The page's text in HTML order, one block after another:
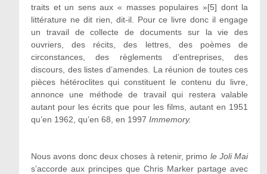
traits et un sens aux « masses populaires »[5] dont la
littérature ne dit rien, dit-il. Pour ce livre donc il engage
un travail de collecte de documents sur la vie des
ouvriers, des récits, des lettres, des poèmes de
circonstances, des règlements d’entreprises, des
discours, des listes d’amendes. La réunion de toutes ces
pièces hétéroclites qui constituent le contenu du livre,
annonce une méthode de travail qui restera valable
autant pour les écrits que pour les films, autant en 1951
qu’en 1962, qu’en 68, en 1997 Immemory.
Nous avons donc deux choses à retenir, primo le Joli Mai
s’accorde aux principes que Chris Marker partage avec